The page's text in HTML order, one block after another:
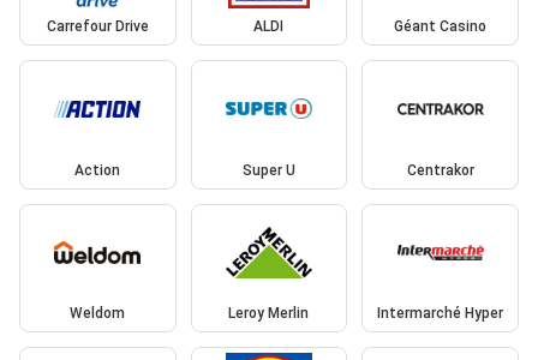
Carrefour Drive ALDI Géant Casino
Action Super U Centrakor
Weldom Leroy Merlin Intermarché Hyper